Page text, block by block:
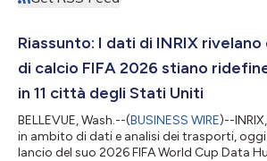
Riassunto: I dati di INRIX
di calcio FIFA 2026 stiano
in 11 città degli Stati Uniti
BELLEVUE, Wash.--(BUSINESS WIRE)--
in ambito di dati e analisi dei trasporti,
lancio del suo 2026 FIFA World Cup Data